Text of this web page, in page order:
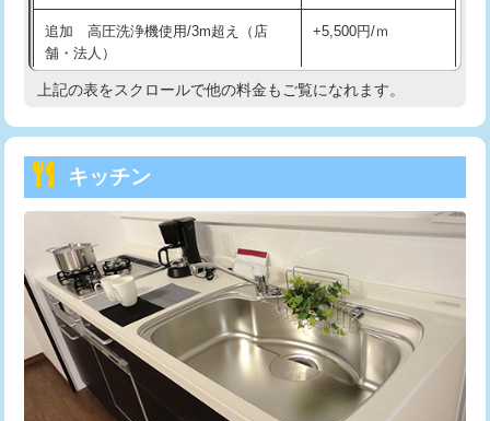
持込商品取付（浄水器・分岐水栓） 16,500円
持込商品取付（温水洗浄便座） 22,000円
持込商品取付（普通便座⇔温水洗浄便
22,000円
給水管工事※（ホール加工)
給水管工事※（バンド止め) 3,300円
給水管工事※（支持金具設置) 5,500円
給水管工事※（保温材使用（バンド止
め込み）)
5,500円
給水管工事※（土の掘削・埋め戻し作
11,000円
追加 高圧洗浄機使用/3m超え（店
舗・法人）
+5,500円/ｍ
高度高圧洗浄換 現地調査
トーラー機使用/3mまで
追加トーラー機使用/3m超え +3,300円
カメラ調査 33,000円
桝清掃 8,800円
止水・漏水調査・防水処理・清掃・修
理・調整・分解・加工など（軽作業）
11,000円
上記の表をスクロールで他の料金もご覧になれます。
キッチン